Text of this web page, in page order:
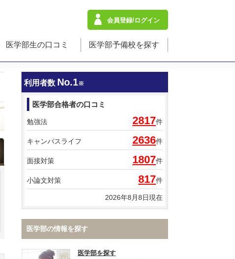
会員登録/ログイン
医学部生の口コミ 医学部予備校を探す
利用者数 No.1※
医学部合格者の口コミ
勉強法 2817件
キャンパスライフ 2636件
面接対策 1807件
小論文対策 817件
2026年8月8日現在
医学部の情報を探す
医学部を探す